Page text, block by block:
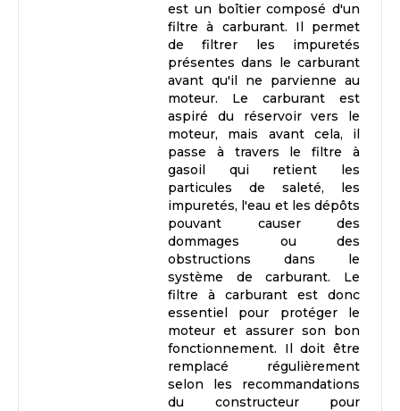
est un boîtier composé d'un
filtre à carburant. Il permet
de filtrer les impuretés
présentes dans le carburant
avant qu'il ne parvienne au
moteur. Le carburant est
aspiré du réservoir vers le
moteur, mais avant cela, il
passe à travers le filtre à
gasoil qui retient les
particules de saleté, les
impuretés, l'eau et les dépôts
pouvant causer des
dommages ou des
obstructions dans le
système de carburant. Le
filtre à carburant est donc
essentiel pour protéger le
moteur et assurer son bon
fonctionnement. Il doit être
remplacé régulièrement
selon les recommandations
du constructeur pour